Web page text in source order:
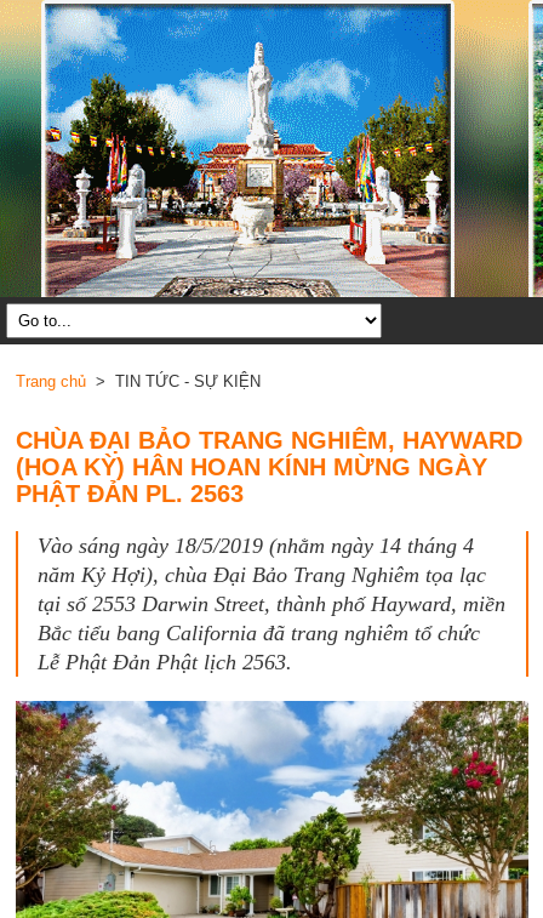
Trang chủ> TIN TỨC - SỰ KIỆN
CHÙA ĐẠI BẢO TRANG NGHIÊM, HAYWARD
(HOA KỲ) HÂN HOAN KÍNH MỪNG NGÀY
PHẬT ĐẢN PL. 2563
Vào sáng ngày 18/5/2019 (nhằm ngày 14 tháng 4
năm Kỷ Hợi), chùa Đại Bảo Trang Nghiêm tọa lạc
tại số 2553 Darwin Street, thành phố Hayward, miền
Bắc tiểu bang California đã trang nghiêm tổ chức
Lễ Phật Đản Phật lịch 2563.